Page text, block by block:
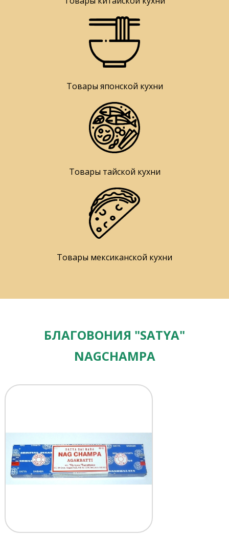
Товары японской кухни
Товары тайской кухни
Товары мексиканской кухни
БЛАГОВОНИЯ "SATYA"
NAGCHAMPA